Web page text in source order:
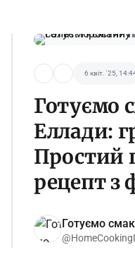
6 квіт. '25,
Готуємо
Еллади:
Простий
рецепт з
Готуємо